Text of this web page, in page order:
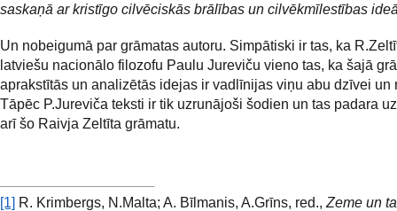
saskaņā ar kristīgo cilvēciskās brālības un cilvēkmīlestības
Un nobeigumā par grāmatas autoru. Simpātiski ir tas, ka
latviešu nacionālo filozofu Paulu Jureviču vieno tas, ka šajā
aprakstītās un analizētās idejas ir vadlīnijas viņu abu dzīvei un
Tāpēc P.Jureviča teksti ir tik uzrunājoši šodien un tas padara
arī šo Raivja Zeltīta grāmatu.
[1] R. Krimbergs, N.Malta; A. Bīlmanis, A.Grīns, red., Zeme un